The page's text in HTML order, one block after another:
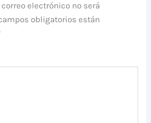
electrónico no será
obligatorios están